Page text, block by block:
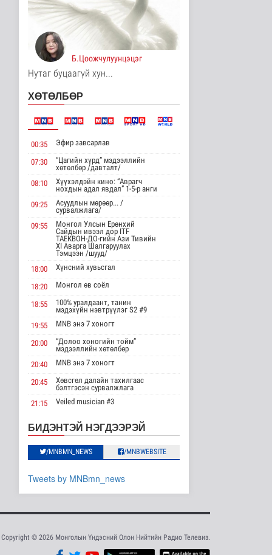
12 цаг 25 минутын өмнө
Цагааннуур суманд 23
мянга гаруй га талбайд
Нийгэм
13 цаг 30 минутын өмнө
Нийгэм
ЦАГ АГААР:
Улаанбаатарт өдөртөө
26 хэм дулаан
Байгаль орчин
13 цаг 43 минутын өмнө
Монгол Улсын Төрийн
дуулал
Энтертайнмент
16 цаг 59 минутын өмнө
"Цагийн хүрд"
/2026.08.08/
Нийгэм
2026-08-08 19:59
Хүүхэд залуус, бизнес
эрхлэгчдийг дэмжих
инкубат..
Нийгэм
2026-08-08 17:16
баригдаж буй 70 МВт-
ын хүчин ча..
Улс төр
2026-08-08 17:02
Газрын тосны
агуулахууд эхнээсээ
ашиглалтад орох..
ЦАГ АГААР:
Улаанбаатарт шөнөдөө
Б.Цоожчулуунцэцэг
Нутаг буцаагүй хун...
ХӨТӨЛБӨР
00:35 Эфир завсарлав
07:30
“Цагийн хүрд” мэдээллийн
хөтөлбөр /давталт/
08:10
Хүүхэлдэйн кино: “Аврагч
нохдын адал явдал” 1-5-р анги
09:25
Асуудлын мөрөөр... /
сурвалжлага/
09:55
Монгол Улсын Ерөнхий
Сайдын ивээл дор ITF
ТАЕКВОН-ДО-гийн Ази Тивийн
XI Аварга Шалгаруулах
Тэмцээн /шууд/
18:00
Хүнсний хувьсгал
18:20 Монгол өв соёл
18:55
100% уралдаант, танин
мэдэхүйн нэвтрүүлэг S2 #9
19:55
MNB энэ 7 хоногт
20:00
“Долоо хоногийн тойм”
мэдээллийн хөтөлбөр
20:40
MNB энэ 7 хоногт
20:45
Хөвсгөл далайн тахилгаас
бэлтгэсэн сурвалжлага
21:15
Veiled musician #3
“Inda house 1” МУСК
23:35
“Гэрэлтэй цонх” үдшийн
хөтөлбөр
БИДЭНТЭЙ НЭГДЭЭРЭЙ
/MNBMN_NEWS /MNBWEBSITE
Tweets by MNBmn_news
Copyright © 2026 Монголын Үндэсний Олон Нийтийн Радио Телевиз.